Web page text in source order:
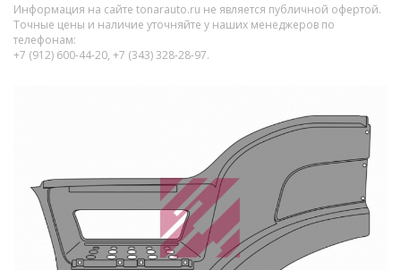
Информация на сайте tonarauto.ru не является публичной офертой.
Точные цены и наличие уточняйте у наших менеджеров по
телефонам:
+7 (912) 600-44-20, +7 (343) 328-28-97.